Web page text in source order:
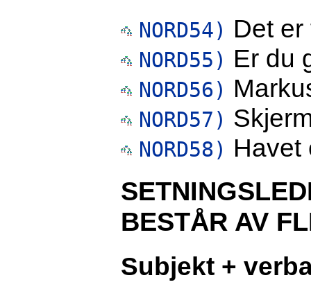
NORD54) Det
NORD55) Er du
NORD56)
NORD57)
NORD58) Havet
BESTÅR AV
Subjekt +